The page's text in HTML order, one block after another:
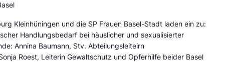
Kleinhüningen und die SP Frauen Basel-Stadt laden ein zu:
Handlungsbedarf bei häuslicher und sexualisierter
Annina Baumann, Stv. Abteilungsleiteirn
Roest, Leiterin Gewaltschutz und Opferhilfe beider Basel